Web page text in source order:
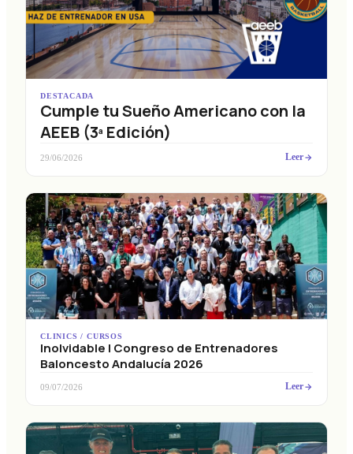
DESTACADA
Cumple tu Sueño Americano con la
AEEB (3ª Edición)
29/06/2026 Leer
CLINICS / CURSOS
Inolvidable I Congreso de Entrenadores
Baloncesto Andalucía 2026
09/07/2026 Leer